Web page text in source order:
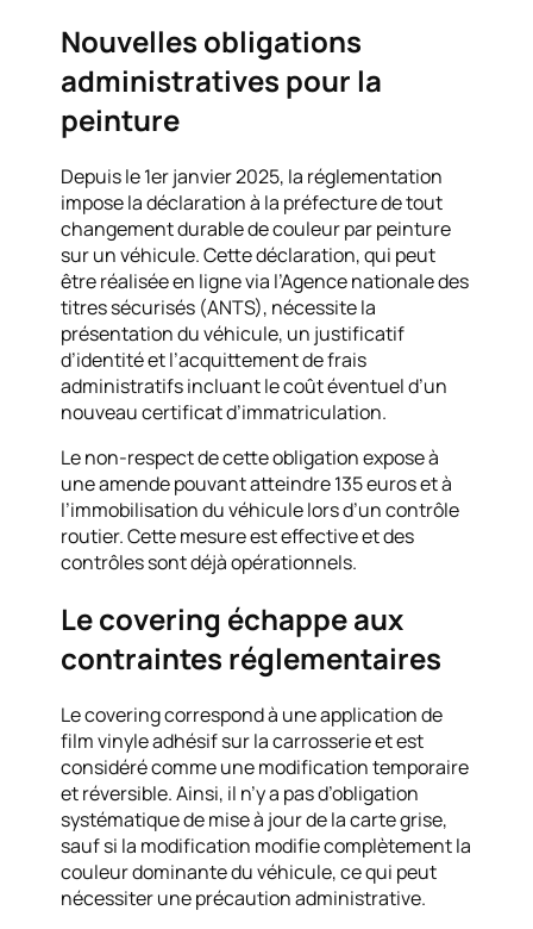
Nouvelles obligations
administratives pour la
peinture
Depuis le 1er janvier 2025, la réglementation
impose la déclaration à la préfecture de tout
changement durable de couleur par peinture
sur un véhicule. Cette déclaration, qui peut
être réalisée en ligne via l’Agence nationale des
titres sécurisés (ANTS), nécessite la
présentation du véhicule, un justificatif
d’identité et l’acquittement de frais
administratifs incluant le coût éventuel d’un
nouveau certificat d’immatriculation.
Le non-respect de cette obligation expose à
une amende pouvant atteindre 135 euros et à
l’immobilisation du véhicule lors d’un contrôle
routier. Cette mesure est effective et des
contrôles sont déjà opérationnels.
Le covering échappe aux
contraintes réglementaires
Le covering correspond à une application de
film vinyle adhésif sur la carrosserie et est
considéré comme une modification temporaire
et réversible. Ainsi, il n’y a pas d’obligation
systématique de mise à jour de la carte grise,
sauf si la modification modifie complètement la
couleur dominante du véhicule, ce qui peut
nécessiter une précaution administrative.